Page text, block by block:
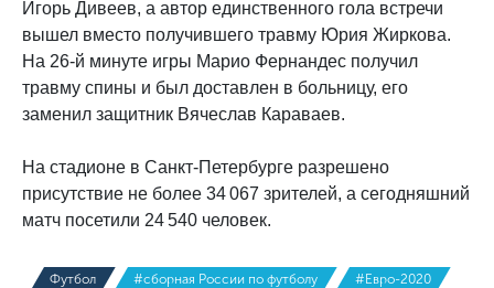
Игорь Дивеев, а автор единственного гола встречи
вышел вместо получившего травму Юрия Жиркова.
На 26-й минуте игры Марио Фернандес получил
травму спины и был доставлен в больницу, его
заменил защитник Вячеслав Караваев.
На стадионе в Санкт-Петербурге разрешено
присутствие не более 34 067 зрителей, а сегодняшний
матч посетили 24 540 человек.
Футбол #сборная России по футболу
#Евро-2020